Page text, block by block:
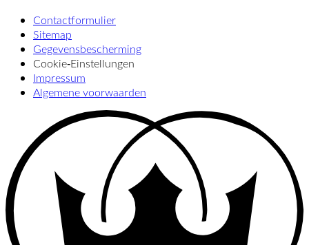
Contactformulier
Sitemap
Gegevensbescherming
Cookie‑Einstellungen
Impressum
Algemene voorwaarden